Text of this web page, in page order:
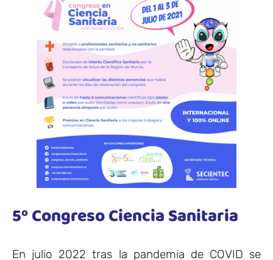
5º Congreso Ciencia Sanitaria
En julio 2022 tras la pandemia de COVID se